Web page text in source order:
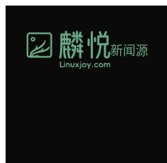
新闻源